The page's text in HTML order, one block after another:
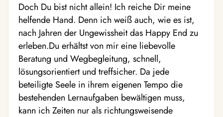
Doch Du bist nicht allein! Ich reiche Dir meine
helfende Hand. Denn ich weiß auch, wie es ist,
nach Jahren der Ungewissheit das Happy End zu
erleben.Du erhältst von mir eine liebevolle
Beratung und Wegbegleitung, schnell,
lösungsorientiert und treffsicher. Da jede
beteiligte Seele in ihrem eigenen Tempo die
bestehenden Lernaufgaben bewältigen muss,
kann ich Zeiten nur als richtungsweisende